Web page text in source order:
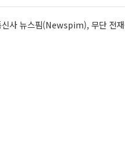
사 뉴스핌(Newspim), 무단 전